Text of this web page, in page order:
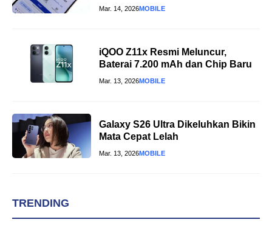
Mar. 14, 2026MOBILE
iQOO Z11x Resmi Meluncur,
Baterai 7.200 mAh dan Chip Baru
Mar. 13, 2026MOBILE
Galaxy S26 Ultra Dikeluhkan Bikin
Mata Cepat Lelah
Mar. 13, 2026MOBILE
TRENDING